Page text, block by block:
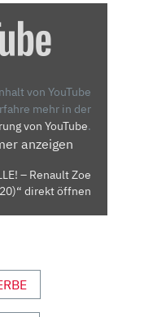
von YouTube
mehr in der
von YouTube.
anzeigen
– Renault Zoe
direkt öffnen